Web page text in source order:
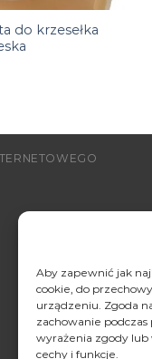
Aby zapewnić jak
cookie, do
urządzeniu. Zgoda
zachowanie
wyrażenia zgody lub
cechy i funkcje.
do krzesełka